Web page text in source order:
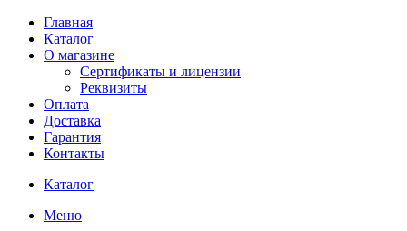
Главная
Каталог
О магазине
Сертификаты и лицензии
Реквизиты
Оплата
Доставка
Гарантия
Контакты
Каталог
Меню